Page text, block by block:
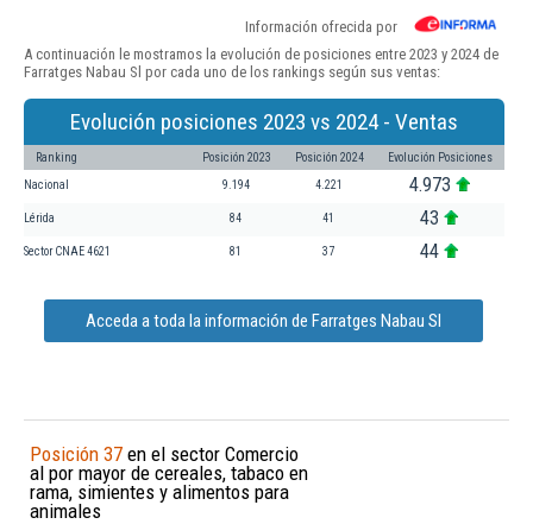
Información ofrecida por
A continuación le mostramos la evolución de posiciones entre 2023 y 2024 de
Farratges Nabau Sl por cada uno de los rankings según sus ventas:
Evolución posiciones 2023 vs 2024 - Ventas
Ranking Posición 2023 Posición 2024 Evolución Posiciones
Nacional 9.194 4.221 4.973
Lérida 84 41 43
Sector CNAE 4621 81 37 44
Acceda a toda la información de Farratges Nabau Sl
Posición 37 en el sector Comercio
al por mayor de cereales, tabaco en
rama, simientes y alimentos para
animales